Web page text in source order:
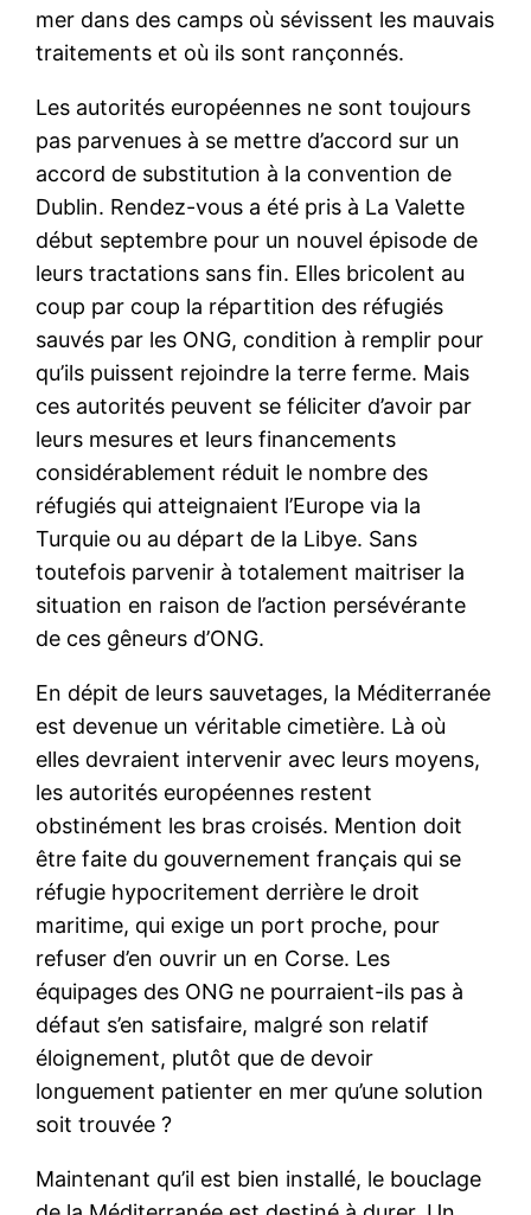
mer dans des camps où sévissent les mauvais
traitements et où ils sont rançonnés.
Les autorités européennes ne sont toujours
pas parvenues à se mettre d’accord sur un
accord de substitution à la convention de
Dublin. Rendez-vous a été pris à La Valette
début septembre pour un nouvel épisode de
leurs tractations sans fin. Elles bricolent au
coup par coup la répartition des réfugiés
sauvés par les ONG, condition à remplir pour
qu’ils puissent rejoindre la terre ferme. Mais
ces autorités peuvent se féliciter d’avoir par
leurs mesures et leurs financements
considérablement réduit le nombre des
réfugiés qui atteignaient l’Europe via la
Turquie ou au départ de la Libye. Sans
toutefois parvenir à totalement maitriser la
situation en raison de l’action persévérante
de ces gêneurs d’ONG.
En dépit de leurs sauvetages, la Méditerranée
est devenue un véritable cimetière. Là où
elles devraient intervenir avec leurs moyens,
les autorités européennes restent
obstinément les bras croisés. Mention doit
être faite du gouvernement français qui se
réfugie hypocritement derrière le droit
maritime, qui exige un port proche, pour
refuser d’en ouvrir un en Corse. Les
équipages des ONG ne pourraient-ils pas à
défaut s’en satisfaire, malgré son relatif
éloignement, plutôt que de devoir
longuement patienter en mer qu’une solution
soit trouvée ?
Maintenant qu’il est bien installé, le bouclage